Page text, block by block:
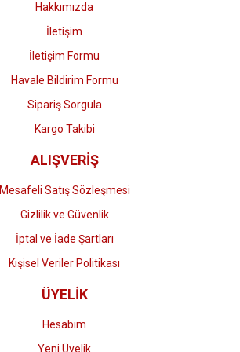
Gönder
Hakkımızda
İletişim
İletişim Formu
Havale Bildirim Formu
Sipariş Sorgula
Kargo Takibi
ALIŞVERİŞ
Mesafeli Satış Sözleşmesi
Gizlilik ve Güvenlik
İptal ve İade Şartları
Kişisel Veriler Politikası
ÜYELİK
Hesabım
Yeni Üyelik